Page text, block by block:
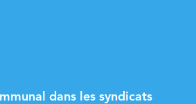
dans les syndicats